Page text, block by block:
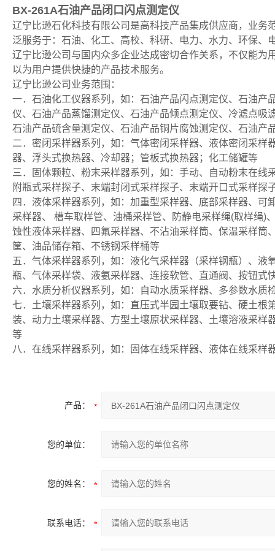
BX-261A石油产品闭口闪点测定仪
辽宁比逊石化科技有限公司是高科技产品集成供应商，业
泛服务于：石油、化工、高校、科研、电力、水力、环保、
辽宁比逊公司与国内众多企业达成密切合作关系，不仅能
以为用户提供快捷的产品技术服务。
辽宁比逊公司业务范围：
一．石油化工仪器系列，如：石油产品闪点测定仪、石油
仪、石油产品蒸馏测定仪、石油产品倾点测定仪、冷滤点
石油产品硫含量测定仪、石油产品铜片腐蚀测定仪、石油产
二．密闭采样器系列，如：气体密闭采样器、液体密闭采
器、浮头式换热器、冷却器；管板式换热器；化工储罐等
三．固体颗粒、粉末采样器系列，如：手动、自动粉末在
附瓶式采样探子、末端封闭式采样探子、末端开口式采样
四．液体采样器系列，如：加重型采样器、底部采样器、
采样器、 槽车取样管、油桶采样管、防静电采样绳(取样绳)
蚀性液体采样器、四氟采样器、不沾油采样筒、保温采样
筐、油品储存箱、不锈钢采样桶等
五．气体采样器系列，如：液化气采样器（采样钢瓶）、
瓶、气体采样袋、液氨采样器、连接软管、直通阀、按钮式
六．水质分析仪器系列，如：自动水质采样器、多参数水
七．土壤采样器系列，如：直压式半园土壤取要钻、硬土
装、动力土壤采样器、方型土壤原状采样器、土壤溶液采
等
八．在线采样器系列，如：固体在线采样器、液体在线采样
产品：
您的单位：
您的姓名：
联系电话：